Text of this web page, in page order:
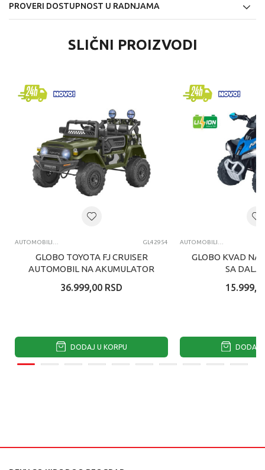
PROVERI DOSTUPNOST U RADNJAMA
SLIČNI PROIZVODI
GL42954
GLOBO TOYOTA FJ CRUISER
AUTOMOBIL NA AKUMULATOR
UPRAVLJANJEM ZELEN...
36.999,00 RSD
DODAJ U KORPU
GLOBO KVAD NA
SA
DODAJ